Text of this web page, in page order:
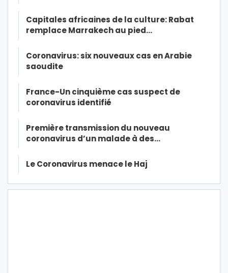
Capitales africaines de la culture: Rabat
remplace Marrakech au pied…
Coronavirus: six nouveaux cas en Arabie
saoudite
France-Un cinquième cas suspect de
coronavirus identifié
Première transmission du nouveau
coronavirus d’un malade à des…
Le Coronavirus menace le Haj